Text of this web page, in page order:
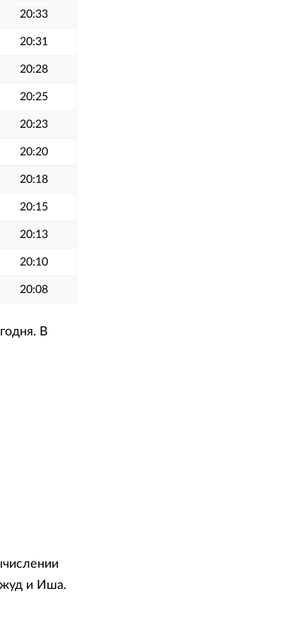
20:33
20:31
20:28
20:25
20:23
20:20
20:18
20:15
20:13
20:10
20:08
В
и Иша.